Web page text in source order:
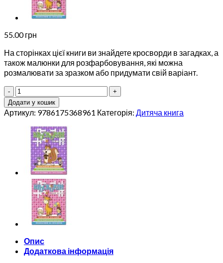
55.00грн
На сторінках цієї книги ви знайдете кросворди в загадках, а
також малюнки для розфарбовування, які можна
розмалювати за зразком або придумати свій варіант.
Кросворди
для
дітей.
Червона
кількість
Додати у кошик
Артикул: 9786175368961 Категорія: Дитяча книга
Опис
Додаткова інформація